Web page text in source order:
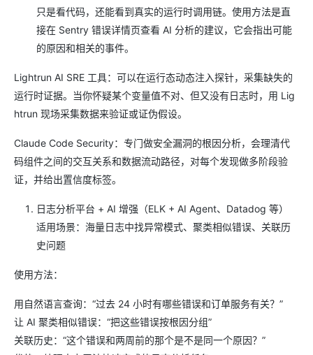
只是看代码，还能看到真实的运行时调用链。使用方法是直
接在 Sentry 错误详情页查看 AI 分析的建议，它会指出可能
的原因和相关的事件。
Lightrun AI SRE 工具：可以在运行态动态注入探针，采集缺失的
运行时证据。当你怀疑某个变量值不对、但又没有日志时，用 Lig
htrun 现场采集数据来验证或证伪假设。
Claude Code Security：专门做安全漏洞的根因分析，会理清代
码组件之间的交互关系和数据流动路径，对每个发现做多阶段验
证，并给出置信度标签。
日志分析平台 + AI 增强（ELK + AI Agent、Datadog 等）
适用场景：海量日志中找异常模式、聚类相似错误、关联历
史问题
使用方法：
用自然语言查询：“过去 24 小时有哪些错误和订单服务有关？”
让 AI 聚类相似错误：“把这些错误按根因分组”
关联历史：“这个错误和两周前的那个是不是同一个原因？”